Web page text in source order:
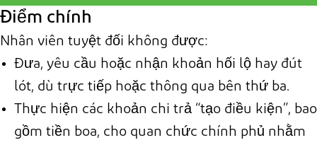
Điểm chính
Nhân viên tuyệt đối không được:
Đưa, yêu cầu hoặc nhận khoản hối lộ hay đút
lót, dù trực tiếp hoặc thông qua bên thứ ba.
Thực hiện các khoản chi trả “tạo điều kiện”, bao
gồm tiền boa, cho quan chức chính phủ nhằm